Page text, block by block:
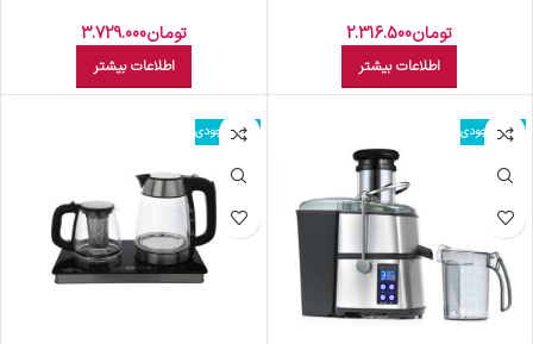
تومان2.316.500
اطلاعات بیشتر
تومان3.729.000
اطلاعات بیشتر
اتمام موجودی اتمام موجودی